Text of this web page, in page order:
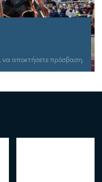
να αποκτήσετε πρόσβαση.